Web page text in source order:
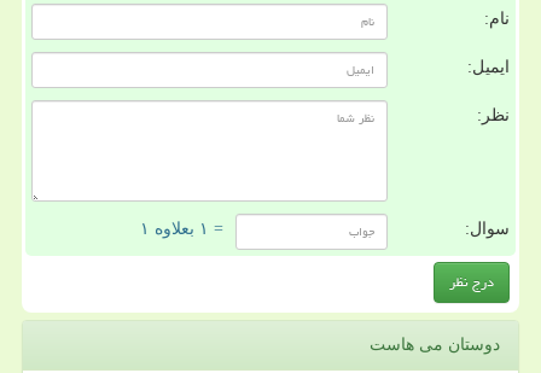
نام:
ایمیل:
نظر:
سوال: = ۱ بعلاوه ۱
دوستان می هاست